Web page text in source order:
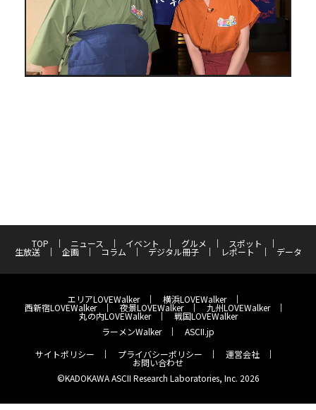
TOP ニュース イベント グルメ スポット
生放送 企画 コラム デジタル冊子 レポート データ
エリアLOVEWalker 横浜LOVEWalker
西新宿LOVEWalker 夜景LOVEWalker 九州LOVEWalker
丸の内LOVEWalker
戦国LOVEWalker
ラーメンWalker
ASCII.jp
サイトポリシー
プライバシーポリシー 運営会社
お問い合わせ
©KADOKAWA ASCII Research Laboratories, Inc. 2026